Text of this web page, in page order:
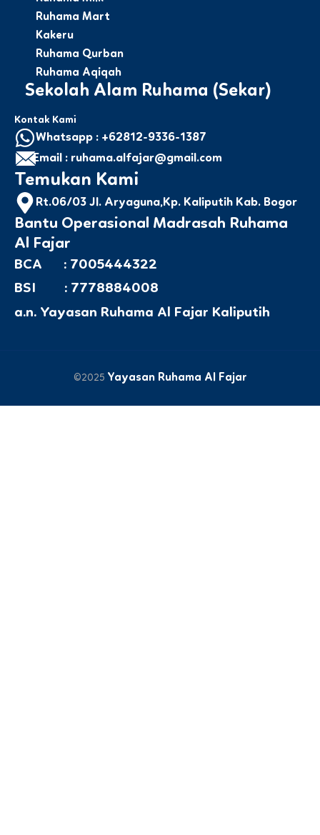
Ruhama Mart
Kakeru
Ruhama Qurban
Ruhama Aqiqah
Sekolah Alam Ruhama (Sekar)
Kontak Kami
Whatsapp : +62812-9336-1387
Email : ruhama.alfajar@gmail.com
Temukan Kami
Rt.06/03 Jl. Aryaguna,Kp. Kaliputih Kab. Bogor
Bantu Operasional Madrasah Ruhama
Al Fajar
BCA : 7005444322
BSI : 7778884008
a.n. Yayasan Ruhama Al Fajar Kaliputih
©2025 Yayasan Ruhama Al Fajar